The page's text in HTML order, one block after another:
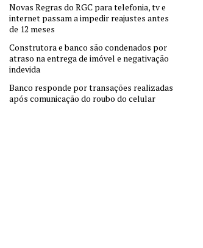
Novas Regras do RGC para telefonia, tv e
internet passam a impedir reajustes antes
de 12 meses
Construtora e banco são condenados por
atraso na entrega de imóvel e negativação
indevida
Banco responde por transações realizadas
após comunicação do roubo do celular